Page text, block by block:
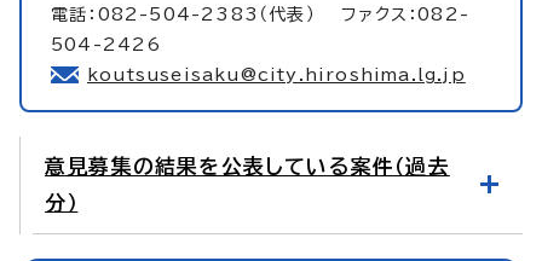
電話：082-504-2383（代表） ファクス：082-
504-2426
koutsuseisaku@city.hiroshima.lg.jp
意見募集の結果を公表している案件（過去
分）